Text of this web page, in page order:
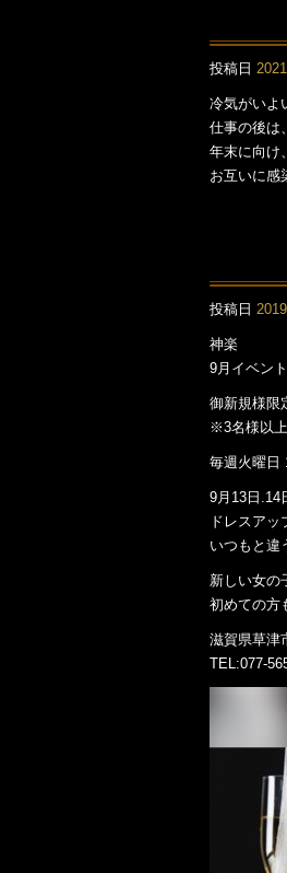
投稿日
冷気がいよ
仕事の後は
年末に向け
お互いに感
投稿日
神楽
9月イベン
御新規様限
※3名様以
毎週火曜日
9月13日.14
ドレスアッ
いつもと違
新しい女の
初めての方
滋賀県草津
TEL:077-